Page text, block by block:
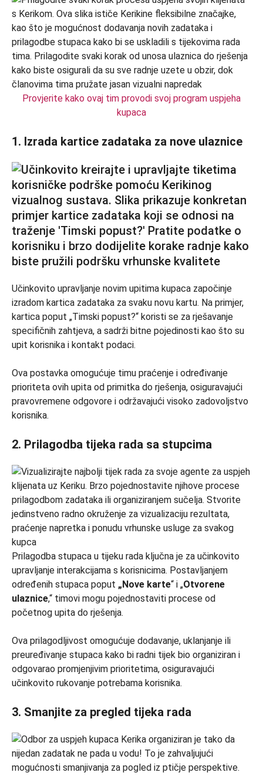
Provjerite kako ovaj tim provodi svoj program uspjeha
kupaca
1. Izrada kartice zadataka za nove ulaznice
Učinkovito upravljanje novim upitima kupaca započinje
izradom kartica zadataka za svaku novu kartu. Na primjer,
kartica poput „Timski popust?“ koristi se za rješavanje
specifičnih zahtjeva, a sadrži bitne pojedinosti kao što su
upit korisnika i kontakt podaci.
Ova postavka omogućuje timu praćenje i određivanje
prioriteta ovih upita od primitka do rješenja, osiguravajući
pravovremene odgovore i održavajući visoko zadovoljstvo
korisnika.
2. Prilagodba tijeka rada sa stupcima
Prilagodba stupaca u tijeku rada ključna je za učinkovito
upravljanje interakcijama s korisnicima. Postavljanjem
određenih stupaca poput „Nove karte“ i „Otvorene
ulaznice,“ timovi mogu pojednostaviti procese od
početnog upita do rješenja.
Ova prilagodljivost omogućuje dodavanje, uklanjanje ili
preuređivanje stupaca kako bi radni tijek bio organiziran i
odgovarao promjenjivim prioritetima, osiguravajući
učinkovito rukovanje potrebama korisnika.
3. Smanjite za pregled tijeka rada